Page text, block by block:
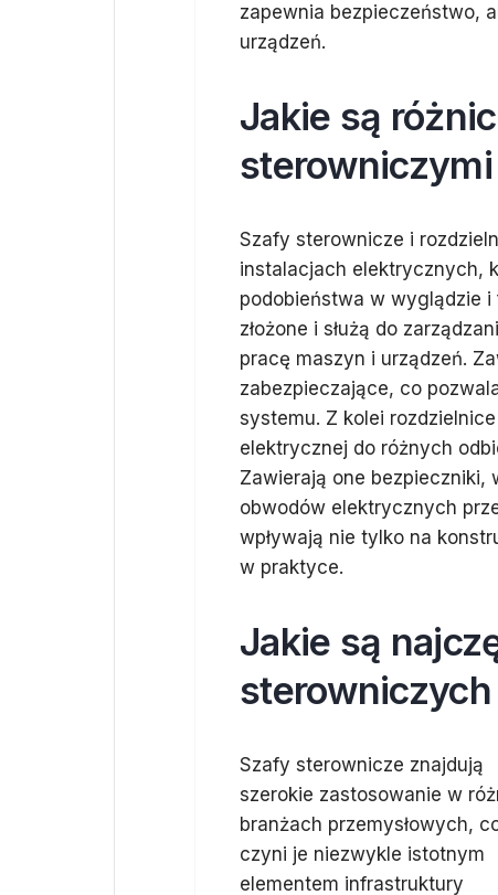
zapewnia bezpieczeństwo,
urządzeń.
Jakie są
Szafy sterownicze i
instalacjach elektrycznych,
podobieństwa w wyglądzie
złożone i służą do
pracę maszyn i urządzeń.
zabezpieczające, co
systemu. Z kolei
elektrycznej do różnych
Zawierają one bezpieczniki,
obwodów elektrycznych
wpływają nie tylko na
w praktyce.
Jakie są
Szafy sterownicze znajdują
szerokie zastosowanie w
branżach przemysłowych,
czyni je niezwykle istotnym
elementem infrastruktury